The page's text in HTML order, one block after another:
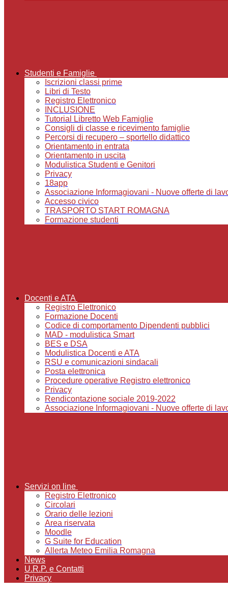
Studenti e Famiglie
Iscrizioni classi prime
Libri di Testo
Registro Elettronico
INCLUSIONE
Tutorial Libretto Web Famiglie
Consigli di classe e ricevimento famiglie
Percorsi di recupero – sportello didattico
Orientamento in entrata
Orientamento in uscita
Modulistica Studenti e Genitori
Privacy
18app
Associazione Informagiovani - Nuove offerte di
Accesso civico
TRASPORTO START ROMAGNA
Formazione studenti
Docenti e ATA
Registro Elettronico
Formazione Docenti
Codice di comportamento Dipendenti pubblici
MAD - modulistica Smart
BES e DSA
Modulistica Docenti e ATA
RSU e comunicazioni sindacali
Posta elettronica
Procedure operative Registro elettronico
Privacy
Rendicontazione sociale 2019-2022
Associazione Informagiovani - Nuove offerte di
Servizi on line
Registro Elettronico
Circolari
Orario delle lezioni
Area riservata
Moodle
G Suite for Education
Allerta Meteo Emilia Romagna
News
U.R.P. e Contatti
Privacy